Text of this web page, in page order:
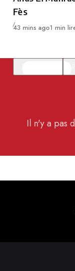
Fès
Publié
43 mins ago1 min
Il n'y a pas